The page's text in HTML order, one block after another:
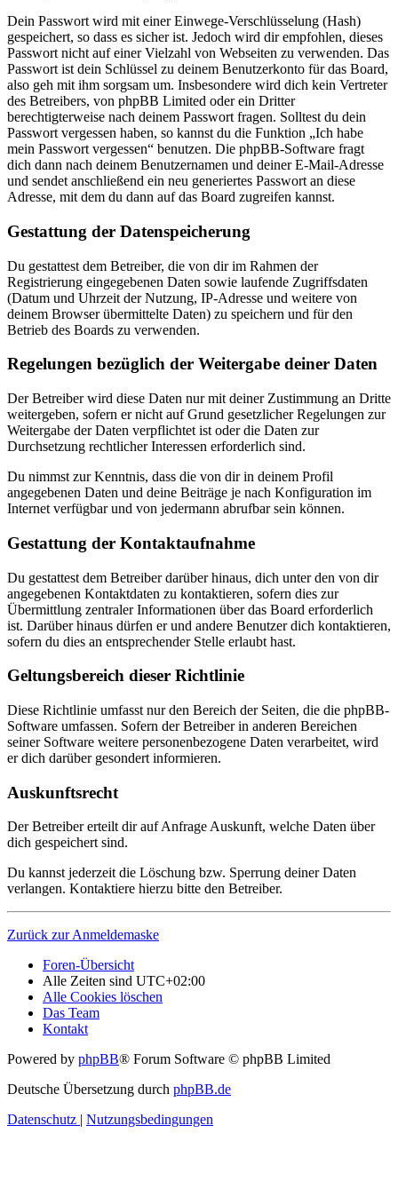
Dein Passwort wird mit einer Einwege-Verschlüsselung (Hash)
gespeichert, so dass es sicher ist. Jedoch wird dir empfohlen, dieses
Passwort nicht auf einer Vielzahl von Webseiten zu verwenden. Das
Passwort ist dein Schlüssel zu deinem Benutzerkonto für das Board,
also geh mit ihm sorgsam um. Insbesondere wird dich kein Vertreter
des Betreibers, von phpBB Limited oder ein Dritter
berechtigterweise nach deinem Passwort fragen. Solltest du dein
Passwort vergessen haben, so kannst du die Funktion „Ich habe
mein Passwort vergessen“ benutzen. Die phpBB-Software fragt
dich dann nach deinem Benutzernamen und deiner E-Mail-Adresse
und sendet anschließend ein neu generiertes Passwort an diese
Adresse, mit dem du dann auf das Board zugreifen kannst.
Gestattung der Datenspeicherung
Du gestattest dem Betreiber, die von dir im Rahmen der
Registrierung eingegebenen Daten sowie laufende Zugriffsdaten
(Datum und Uhrzeit der Nutzung, IP-Adresse und weitere von
deinem Browser übermittelte Daten) zu speichern und für den
Betrieb des Boards zu verwenden.
Regelungen bezüglich der Weitergabe deiner Daten
Der Betreiber wird diese Daten nur mit deiner Zustimmung an Dritte
weitergeben, sofern er nicht auf Grund gesetzlicher Regelungen zur
Weitergabe der Daten verpflichtet ist oder die Daten zur
Durchsetzung rechtlicher Interessen erforderlich sind.
Du nimmst zur Kenntnis, dass die von dir in deinem Profil
angegebenen Daten und deine Beiträge je nach Konfiguration im
Internet verfügbar und von jedermann abrufbar sein können.
Gestattung der Kontaktaufnahme
Du gestattest dem Betreiber darüber hinaus, dich unter den von dir
angegebenen Kontaktdaten zu kontaktieren, sofern dies zur
Übermittlung zentraler Informationen über das Board erforderlich
ist. Darüber hinaus dürfen er und andere Benutzer dich kontaktieren,
sofern du dies an entsprechender Stelle erlaubt hast.
Geltungsbereich dieser Richtlinie
Diese Richtlinie umfasst nur den Bereich der Seiten, die die phpBB-
Software umfassen. Sofern der Betreiber in anderen Bereichen
seiner Software weitere personenbezogene Daten verarbeitet, wird
er dich darüber gesondert informieren.
Auskunftsrecht
Der Betreiber erteilt dir auf Anfrage Auskunft, welche Daten über
dich gespeichert sind.
Du kannst jederzeit die Löschung bzw. Sperrung deiner Daten
verlangen. Kontaktiere hierzu bitte den Betreiber.
Zurück zur Anmeldemaske
Foren-Übersicht
Alle Zeiten sind UTC+02:00
Alle Cookies löschen
Das Team
Kontakt
Powered by phpBB® Forum Software © phpBB Limited
Deutsche Übersetzung durch phpBB.de
Datenschutz | Nutzungsbedingungen